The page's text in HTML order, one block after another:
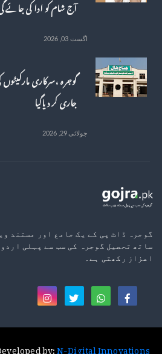
آج شام کو ادا کی جائے
اگست 03, 2026
گوجرہ ، سرکاری
جاری کر دیاگیا
جولائی 29, 2026
گوجرہ ڈاٹ پی کے یک جامع اور مستند
ساتھ تحصیل گوجرہ کی سب سے پہلی
اعزاز رکھتی ہے۔
by:N-Digital Innovations